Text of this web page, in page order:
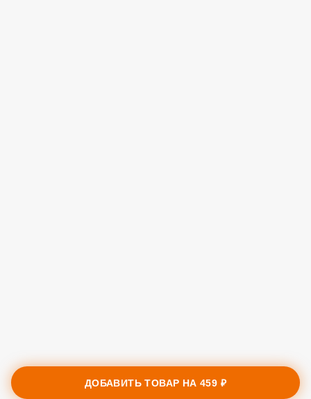
ДОБАВИТЬ ТОВАР НА459 ₽